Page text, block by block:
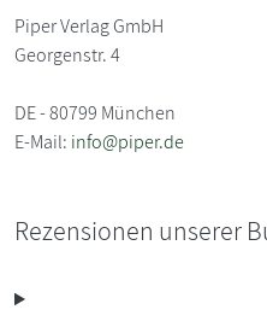
Piper Verlag GmbH
Georgenstr. 4
DE - 80799 München
E-Mail: info@piper.de
Rezensionen unserer